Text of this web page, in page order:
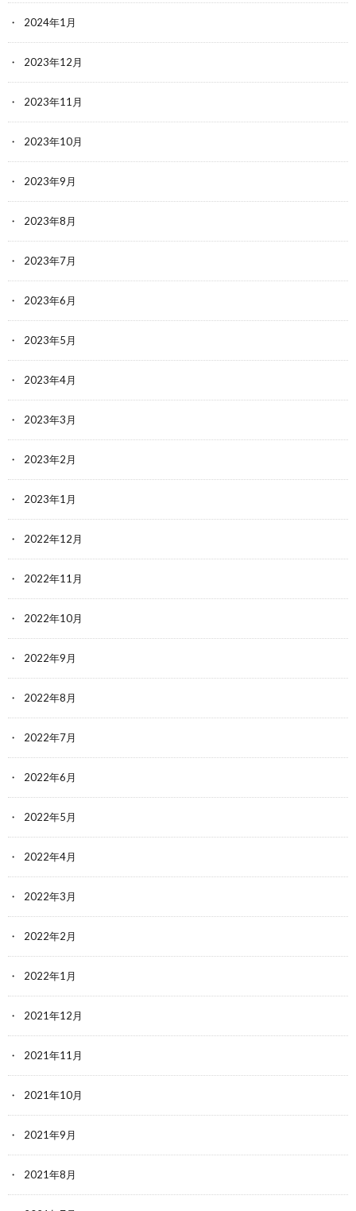
2024年1月
2023年12月
2023年11月
2023年10月
2023年9月
2023年8月
2023年7月
2023年6月
2023年5月
2023年4月
2023年3月
2023年2月
2023年1月
2022年12月
2022年11月
2022年10月
2022年9月
2022年8月
2022年7月
2022年6月
2022年5月
2022年4月
2022年3月
2022年2月
2022年1月
2021年12月
2021年11月
2021年10月
2021年9月
2021年8月